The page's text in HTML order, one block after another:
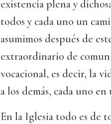
existencia plena y
todos y cada uno un
asumimos después de
extraordinario de
vocacional, es decir, la
a los demás, cada uno
En la Iglesia todo es de